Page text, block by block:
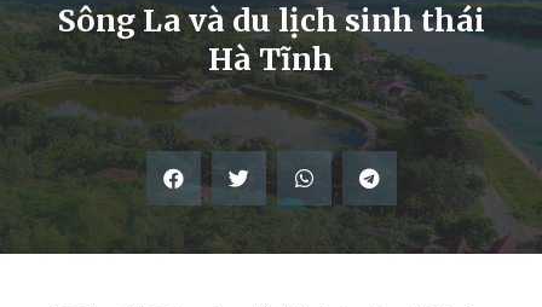
Sông La và du lịch sinh thái
Hà Tĩnh